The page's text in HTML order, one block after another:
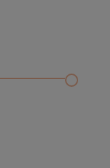
položky